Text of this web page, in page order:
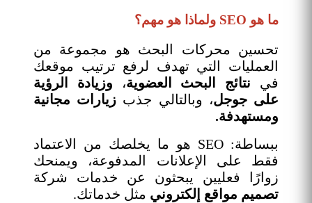
ما هو SEO ولماذا هو مهم؟
تحسين محركات البحث هو مجموعة من
العمليات التي تهدف لرفع ترتيب موقعك
في نتائج البحث العضوية، وزيادة الرؤية
على جوجل، وبالتالي جذب زيارات مجانية
ومستهدفة.
ببساطة: SEO هو ما يخلصك من الاعتماد
فقط على الإعلانات المدفوعة، ويمنحك
زوارًا فعليين يبحثون عن خدمات شركة
تصميم مواقع إلكتروني مثل خدماتك.